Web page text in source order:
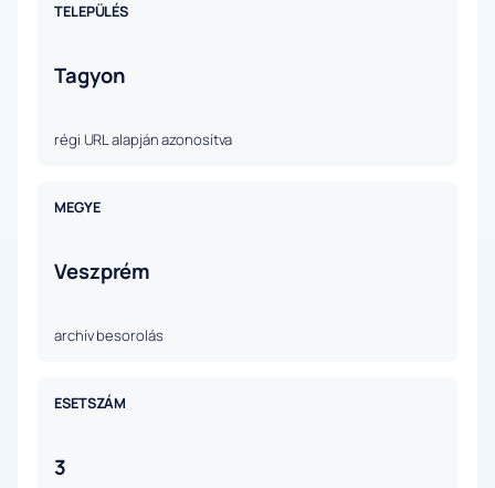
TELEPÜLÉS
Tagyon
régi URL alapján azonosítva
MEGYE
Veszprém
archív besorolás
ESETSZÁM
3